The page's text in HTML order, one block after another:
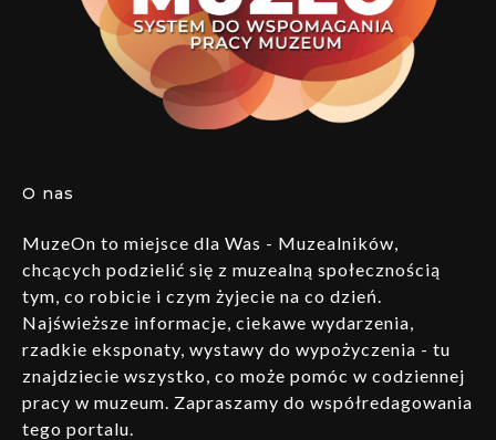
O nas
MuzeOn to miejsce dla Was - Muzealników,
chcących podzielić się z muzealną społecznością
tym, co robicie i czym żyjecie na co dzień.
Najświeższe informacje, ciekawe wydarzenia,
rzadkie eksponaty, wystawy do wypożyczenia - tu
znajdziecie wszystko, co może pomóc w codziennej
pracy w muzeum. Zapraszamy do współredagowania
tego portalu.